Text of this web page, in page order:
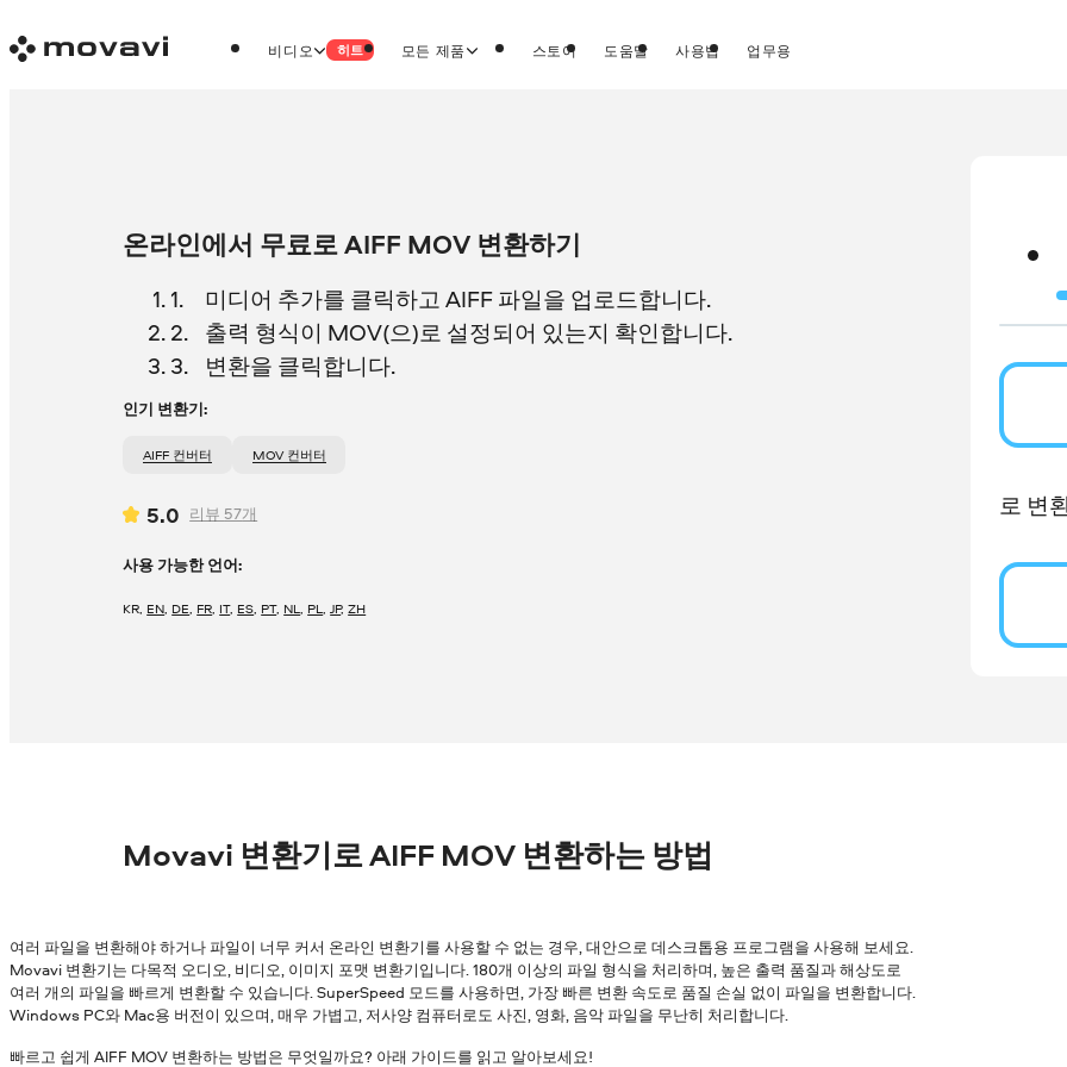
비디오 히트 모든 제품 스토어 도움말 사용법 업무용
온라인에서 무료로 AIFF MOV 변환하기
미디어 추가를 클릭하고 AIFF 파일을 업로드합니다.
출력 형식이 MOV(으)로 설정되어 있는지 확인합니다.
변환을 클릭합니다.
인기 변환기:
AIFF 컨버터 MOV 컨버터
5.0 리뷰 57개
사용 가능한 언어:
KR, EN, DE, FR, IT, ES, PT, NL, PL,JP,ZH
로 변
Movavi 변환기로 AIFF MOV 변환하는 방법
여러 파일을 변환해야 하거나 파일이 너무 커서 온라인 변환기를 사용할 수 없는 경우, 대안으로 데스크톱용 프로그램을 사용해 보세요.
Movavi 변환기는 다목적 오디오, 비디오, 이미지 포맷 변환기입니다. 180개 이상의 파일 형식을 처리하며, 높은 출력 품질과 해상도로
여러 개의 파일을 빠르게 변환할 수 있습니다. SuperSpeed 모드를 사용하면, 가장 빠른 변환 속도로 품질 손실 없이 파일을 변환합니다.
Windows PC와 Mac용 버전이 있으며, 매우 가볍고, 저사양 컴퓨터로도 사진, 영화, 음악 파일을 무난히 처리합니다.
빠르고 쉽게 AIFF MOV 변환하는 방법은 무엇일까요? 아래 가이드를 읽고 알아보세요!